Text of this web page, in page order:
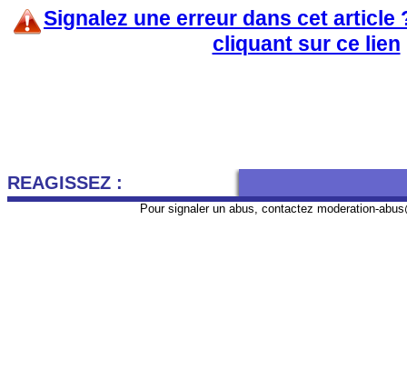
Signalez une erreur dans cet article
cliquant sur ce lien
REAGISSEZ :
Pour signaler un abus, contactez moderation-